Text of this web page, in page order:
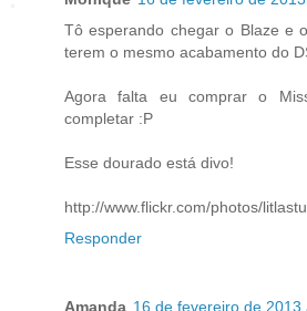
Tô esperando chegar o Blaze e
terem o mesmo acabamento do
Agora falta eu comprar o
completar :P
Esse dourado está divo!
http://www.flickr.com/photos/
Responder
Amanda 16 de fevereiro de 2013